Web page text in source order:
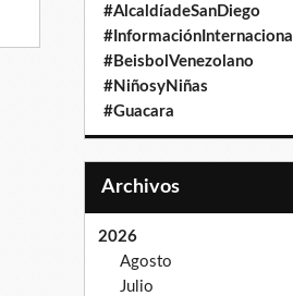
#AlcaldíadeSanDiego
#InformaciónInternacional
#BeisbolVenezolano
#NiñosyNiñas
#Guacara
Archivos
2026
Agosto
Julio